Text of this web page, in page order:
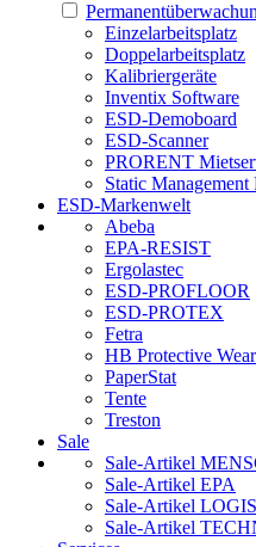
Einzelarbeitsplatz
Doppelarbeitsplatz
Kalibriergeräte
Inventix Software
ESD-Demoboard
ESD-Scanner
PRORENT
Static
ESD-Markenwelt
Abeba
EPA-RESIST
Ergolastec
ESD-PROFLOOR
ESD-PROTEX
Fetra
HB Protective Wear
PaperStat
Tente
Treston
Sale
Sale-Artikel
Sale-Artikel EPA
Sale-Artikel
Sale-Artikel